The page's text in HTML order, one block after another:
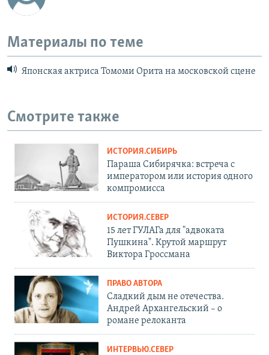
Материалы по теме
Японская актриса Томоми Орита на московской сцене
Смотрите также
ИСТОРИЯ.СИБИРЬ
Параша Сибирячка: встреча с
императором или история одного
компромисса
ИСТОРИЯ.СЕВЕР
15 лет ГУЛАГа для "адвоката
Пушкина". Крутой маршрут
Виктора Гроссмана
ПРАВО АВТОРА
Сладкий дым не отечества.
Андрей Архангельский – о
романе релоканта
ИНТЕРВЬЮ.СЕВЕР